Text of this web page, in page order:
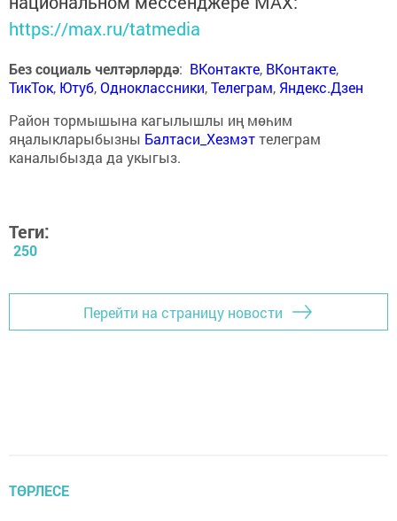
https://max.ru/tatmedia
Без социаль челтәрләрдә: ВКонтакте, ВКонтакте,
ТикТок, Ютуб,Одноклассники,Телеграм, Яндекс.Дзен
Район тормышына кагылышлы иң мөһим
яңалыкларыбызны Балтаси_Хезмэттелеграм
каналыбызда да укыгыз.
Теги:
250
Перейти на страницу новости
ТӨРЛЕСЕ